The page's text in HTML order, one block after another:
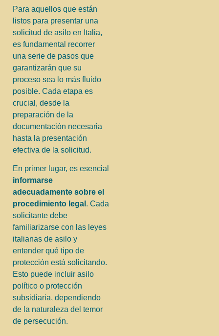
Para aquellos que están
listos para presentar una
solicitud de asilo en Italia,
es fundamental recorrer
una serie de pasos que
garantizarán que su
proceso sea lo más fluido
posible. Cada etapa es
crucial, desde la
preparación de la
documentación necesaria
hasta la presentación
efectiva de la solicitud.
En primer lugar, es esencial
informarse
adecuadamente sobre el
procedimiento legal . Cada
solicitante debe
familiarizarse con las leyes
italianas de asilo y
entender qué tipo de
protección está solicitando.
Esto puede incluir asilo
político o protección
subsidiaria, dependiendo
de la naturaleza del temor
de persecución.